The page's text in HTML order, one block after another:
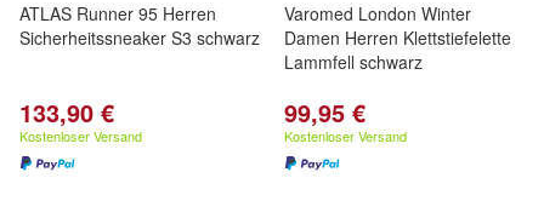
ATLAS Runner 95 Herren
Sicherheitssneaker S3 schwarz
133,90 €
Kostenloser Versand
Varomed London Winter
Damen Herren Klettstiefelette
Lammfell schwarz
99,95 €
Kostenloser Versand